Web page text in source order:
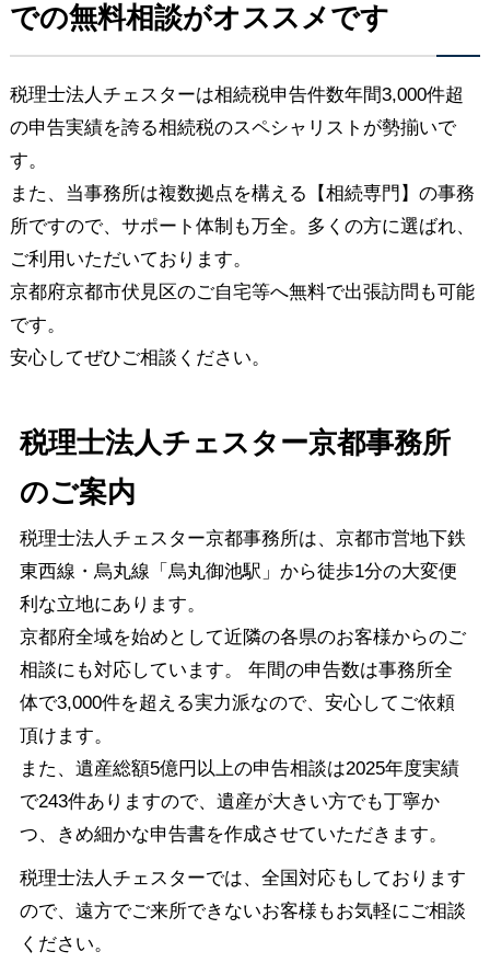
での無料相談がオススメです
税理士法人チェスターは相続税申告件数年間3,000件超
の申告実績を誇る相続税のスペシャリストが勢揃いで
す。
また、当事務所は複数拠点を構える【相続専門】の事務
所ですので、サポート体制も万全。多くの方に選ばれ、
ご利用いただいております。
京都府京都市伏見区のご自宅等へ無料で出張訪問も可能
です。
安心してぜひご相談ください。
税理士法人チェスター京都事務所
のご案内
税理士法人チェスター京都事務所は、京都市営地下鉄
東西線・烏丸線「烏丸御池駅」から徒歩1分の大変便
利な立地にあります。
京都府全域を始めとして近隣の各県のお客様からのご
相談にも対応しています。 年間の申告数は事務所全
体で3,000件を超える実力派なので、安心してご依頼
頂けます。
また、遺産総額5億円以上の申告相談は2025年度実績
で243件ありますので、遺産が大きい方でも丁寧か
つ、きめ細かな申告書を作成させていただきます。
税理士法人チェスターでは、全国対応もしております
ので、遠方でご来所できないお客様もお気軽にご相談
ください。